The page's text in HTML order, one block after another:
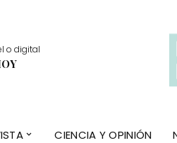
o digital
CIENCIA Y OPINIÓN